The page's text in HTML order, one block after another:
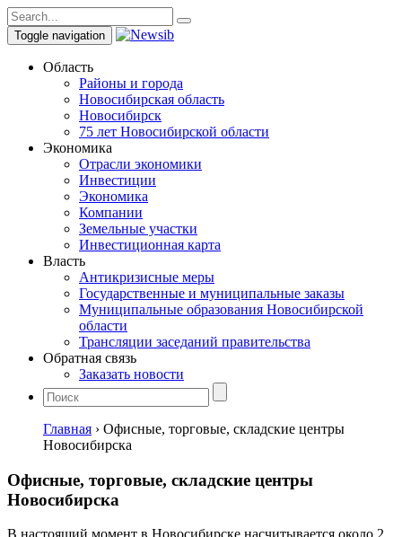
Toggle navigation
Область
Районы и города
Новосибирская область
Новосибирск
75 лет Новосибирской области
Экономика
Отрасли экономики
Инвестиции
Экономика
Компании
Земельные участки
Инвестиционная карта
Власть
Антикризисные меры
Государственные и муниципальные заказы
Муниципальные образования Новосибирской
области
Трансляции заседаний правительства
Обратная связь
Заказать новости
Главная › Офисные, торговые, складские центры
Новосибирска
Офисные, торговые, складские центры
Новосибирска